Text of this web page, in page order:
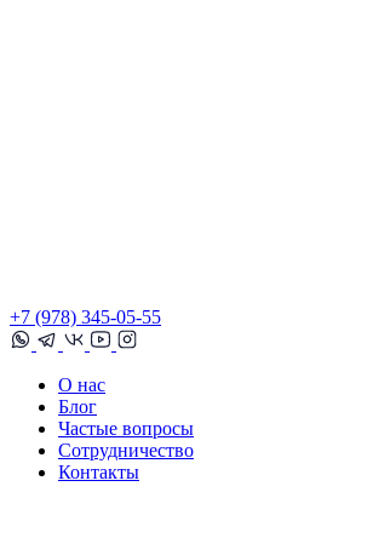
+7 (978) 345-05-55
О нас
Блог
Частые вопросы
Сотрудничество
Контакты